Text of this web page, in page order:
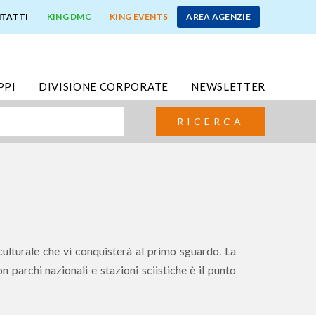
KING DMC KING EVENTS AREA AGENZIE
DIVISIONE CORPORATE NEWSLETTER
RICERCA
che vi conquisterà al primo sguardo. La
parchi nazionali e stazioni sciistiche è il punto